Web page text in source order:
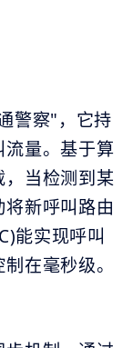
警察"，它持
量。基于算
当检测到某
新呼叫路由
能实现呼叫
在毫秒级。